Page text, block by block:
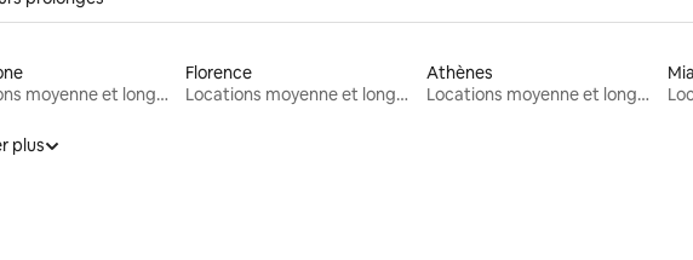
Locations moyenne et longue durée
Florence
Locations moyenne et longue durée
Athènes
Locations moyenne et longue durée
plus